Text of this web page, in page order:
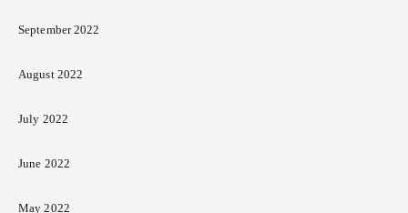
September 2022
August 2022
July 2022
June 2022
May 2022